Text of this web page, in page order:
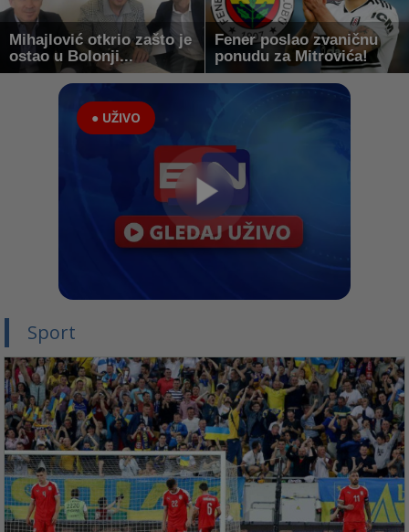
Mihajlović otkrio zašto je
ostao u Bolonji...
Fener poslao zvaničnu
ponudu za Mitrovića!
● UŽIVO
Sport